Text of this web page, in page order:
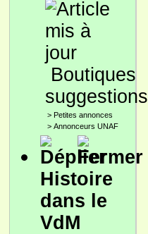
Boutiques
suggestions
> Petites annonces
> Annonceurs UNAF
Histoire
dans le
VdM